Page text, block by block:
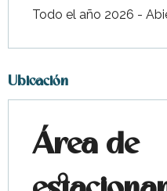
Todo el año 2026 -
Ubicación
Área de